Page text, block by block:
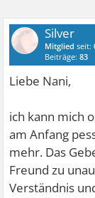
Silver
Mitglied seit:
Beiträge:83
Liebe Nani,
ich kann mich
am Anfang
mehr. Das
Freund zu
Verständnis